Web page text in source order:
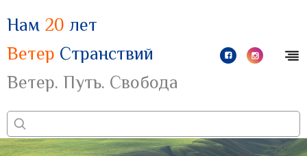
Нам 20 лет
Ветер Странствий
Ветер. Путь. Свобода